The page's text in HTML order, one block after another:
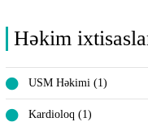
Həkim
USM Həkimi (1)
Kardioloq (1)